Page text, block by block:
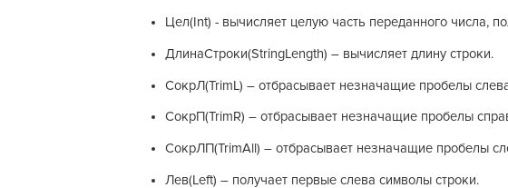
Цел(Int) - вычисляет целую часть переданного числа,
ДлинаСтроки(StringLength) – вычисляет длину строки.
СокрЛ(TrimL) – отбрасывает незначащие пробелы
СокрП(TrimR) – отбрасывает незначащие пробелы
СокрЛП(TrimAll) – отбрасывает незначащие пробелы
Лев(Left) – получает первые слева символы строки.